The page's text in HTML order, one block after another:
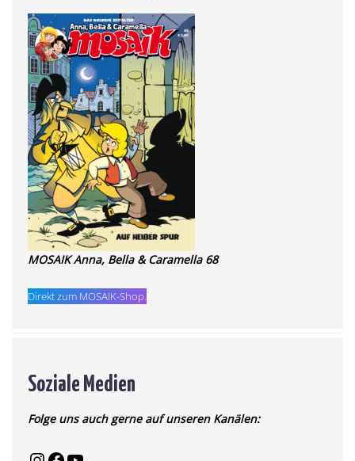
MOSAIK Anna, Bella & Caramella 68
Direkt zum MOSAIK-Shop.
Soziale Medien
Folge uns auch gerne auf unseren Kanälen: